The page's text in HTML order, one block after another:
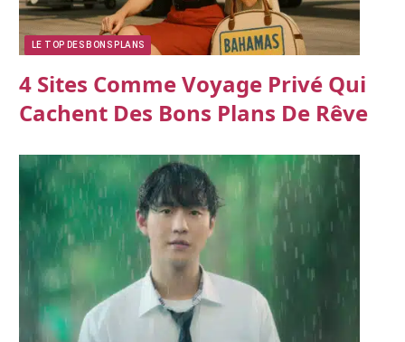
LE TOP DES BONS PLANS
4 Sites Comme Voyage Privé Qui
Cachent Des Bons Plans De Rêve